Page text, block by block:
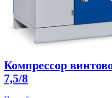
Компрессор
7,5/8